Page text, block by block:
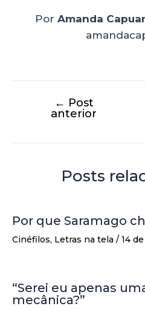
Por Amanda
← Post
anterior
Posts
Por que Saramago
Cinéfilos, Letras na tela / 14
“Serei eu apenas
mecânica?”